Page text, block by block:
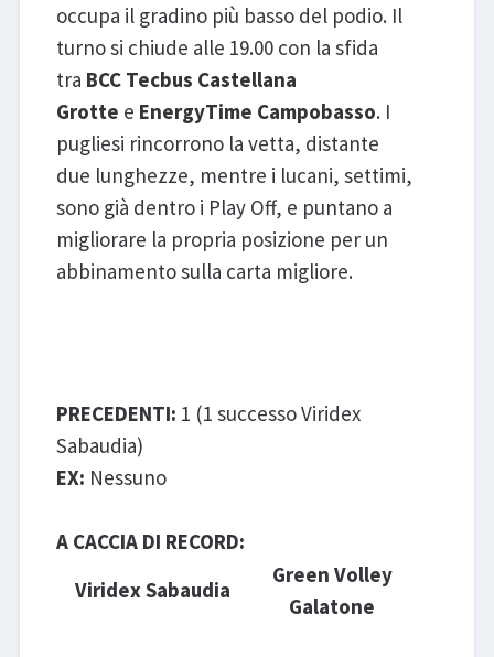
occupa il gradino più basso del podio. Il
turno si chiude alle 19.00 con la sfida
tra BCC Tecbus Castellana
Grotte e EnergyTime Campobasso. I
pugliesi rincorrono la vetta, distante
due lunghezze, mentre i lucani, settimi,
sono già dentro i Play Off, e puntano a
migliorare la propria posizione per un
abbinamento sulla carta migliore.
PRECEDENTI: 1 (1 successo Viridex
Sabaudia)
EX: Nessuno
A CACCIA DI RECORD:
Viridex Sabaudia
Green Volley
Galatone